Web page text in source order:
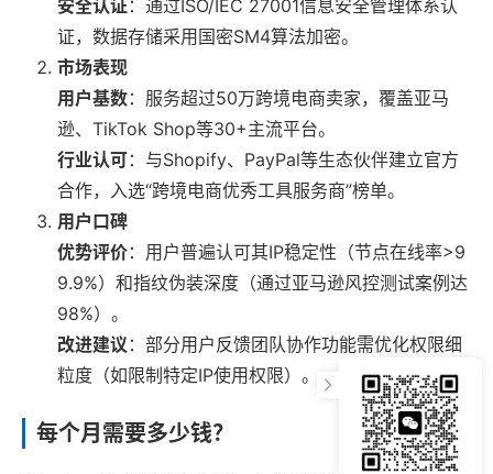
安全认证：通过ISO/IEC 27001信息安全管理体系认
证，数据存储采用国密SM4算法加密。
市场表现
用户基数：服务超过50万跨境电商卖家，覆盖亚马
逊、TikTok Shop等30+主流平台。
行业认可：与Shopify、PayPal等生态伙伴建立官方
合作，入选“跨境电商优秀工具服务商”榜单。
用户口碑
优势评价：用户普遍认可其IP稳定性（节点在线率>9
9.9%）和指纹伪装深度（通过亚马逊风控测试案例达
98%）。
改进建议 ：部分用户反馈团队协作功能需优化权限细
粒度（如限制特定IP使用权限）。
每个月需要多少钱？